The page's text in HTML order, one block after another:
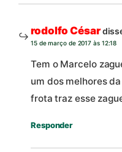
rodolfo César
15 de março de 2017 às 12:18
Tem o Marcelo
um dos melhores
frota traz esse
Responder